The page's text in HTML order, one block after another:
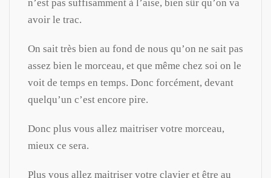
n’est pas suffisamment à l’aise, bien sûr qu’on va
avoir le trac.
On sait très bien au fond de nous qu’on ne sait pas
assez bien le morceau, et que même chez soi on le
voit de temps en temps. Donc forcément, devant
quelqu’un c’est encore pire.
Donc plus vous allez maitriser votre morceau,
mieux ce sera.
Plus vous allez maitriser votre clavier et être au